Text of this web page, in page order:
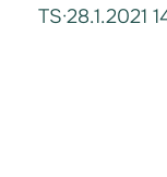
TS·28.1.2021